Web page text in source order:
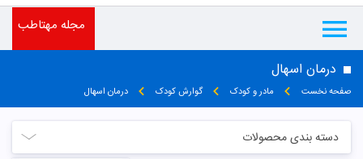
مجله مهتاطب
درمان اسهال
صفحه نخست مادر و کودک گوارش کودک درمان اسهال
دسته بندی محصولات